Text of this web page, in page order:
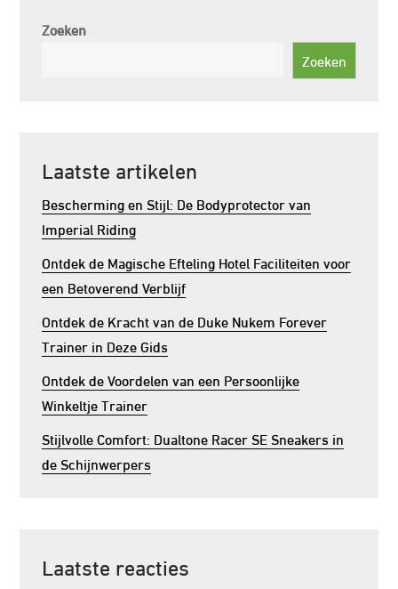
Zoeken
Zoeken
Laatste artikelen
Bescherming en Stijl: De Bodyprotector van
Imperial Riding
Ontdek de Magische Efteling Hotel Faciliteiten voor
een Betoverend Verblijf
Ontdek de Kracht van de Duke Nukem Forever
Trainer in Deze Gids
Ontdek de Voordelen van een Persoonlijke
Winkeltje Trainer
Stijlvolle Comfort: Dualtone Racer SE Sneakers in
de Schijnwerpers
Laatste reacties